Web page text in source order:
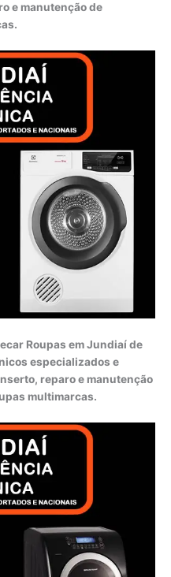
e manutenção de
Roupas em Jundiaí de
especializados e
reparo e manutenção
multimarcas.